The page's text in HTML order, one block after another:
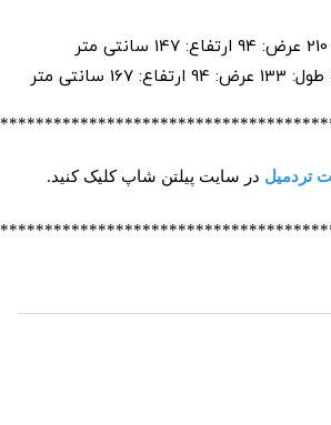
سانتی متر
تردمیل در سایت پیلتن شاپ کلیک کنید.